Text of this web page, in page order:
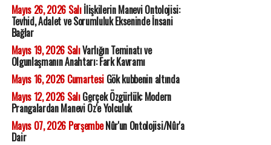
Mayıs 26, 2026 Salıİlişkilerin Manevi Ontolojisi:
Tevhid, Adalet ve Sorumluluk Ekseninde İnsani
Bağlar
Mayıs 19, 2026 SalıVarlığın Teminatı ve
Olgunlaşmanın Anahtarı: Fark Kavramı
Mayıs 16, 2026 CumartesiGök kubbenin altında
Mayıs 12, 2026 SalıGerçek Özgürlük: Modern
Prangalardan Manevi Öz'e Yolculuk
Mayıs 07, 2026 PerşembeNûr'un Ontolojisi/Nûr'a
Dair